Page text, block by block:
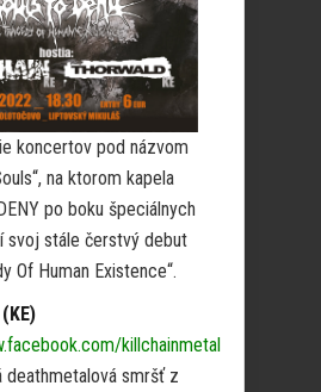
koncertov pod názvom
na ktorom kapela
po boku špeciálnych
svoj stále čerstvý debut
Of Human Existence“.
killchainmetal
deathmetalová smršť z